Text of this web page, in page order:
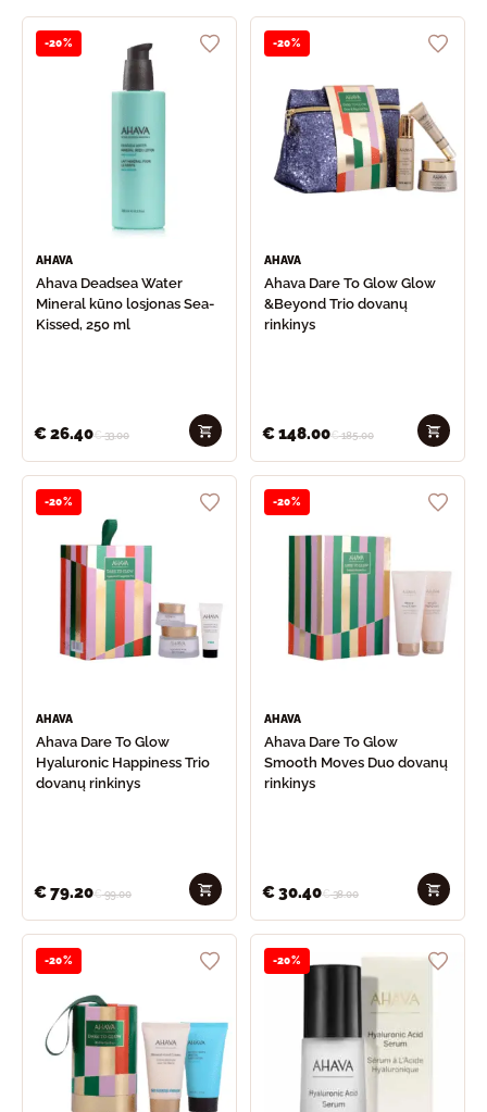
-20%
AHAVA
Ahava Deadsea Water
Mineral kūno losjonas Sea-
Kissed, 250 ml
€26.40€33.00
-20%
AHAVA
Ahava Dare To Glow Glow
&Beyond Trio dovanų
rinkinys
€148.00€185.00
-20%
AHAVA
Ahava Dare To Glow
Hyaluronic Happiness Trio
dovanų rinkinys
€79.20€99.00
-20%
AHAVA
Ahava Dare To Glow
Smooth Moves Duo dovanų
rinkinys
€30.40€38.00
-20% -20%